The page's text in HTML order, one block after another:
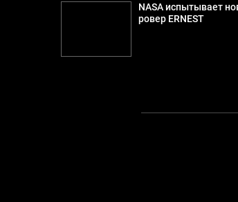
NASA испытывает
ровер ERNEST